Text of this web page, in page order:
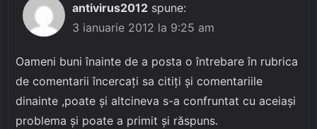
antivirus2012 spune:
3 ianuarie 2012 la 9:25 am
Oameni buni înainte de a posta o întrebare în rubrica
de comentarii încercați sa citiți și comentariile
dinainte ,poate și altcineva s-a confruntat cu aceiași
problema și poate a primit și răspuns.